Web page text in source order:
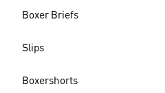
Boxer Briefs
Slips
Boxershorts